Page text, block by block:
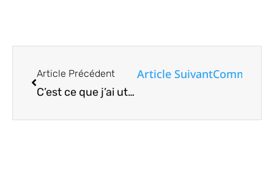
Article Précédent
C’est ce que j’ai utilisé pour automatiser mon bureau Linux, sans toucher au terminal
Article SuivantComment